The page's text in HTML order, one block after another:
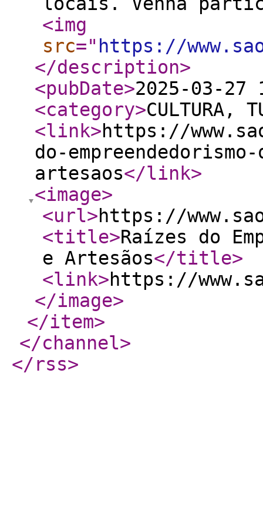
<img
src=" https://
</description>
<pubDate>2025-03-27
<category>CULTURA,
<link>https://
do-
artesaos</link>
<image>
<url>https://
<title>Raízes do
e Artesãos</title>
<link>https://
</image>
</item>
</channel>
</rss>